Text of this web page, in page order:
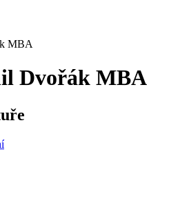
MBA
Dvořák MBA